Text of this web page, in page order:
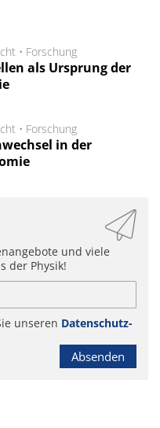
• Forschung
als Ursprung der
• Forschung
in der
und viele
der Physik!
unseren Datenschutz-
Absenden